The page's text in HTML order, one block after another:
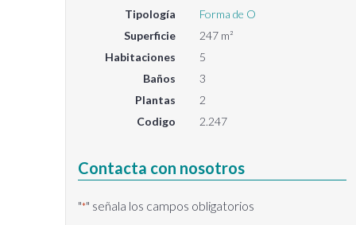
Tipología
Forma de O
Superficie
247 m²
Habitaciones
5
Baños
3
Plantas
2
Codigo
2.247
Contacta con nosotros
"*" señala los campos obligatorios